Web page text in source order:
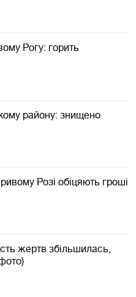
Рогу: горить
району: знищено
Розі обіцяють гроші
жертв збільшилась,